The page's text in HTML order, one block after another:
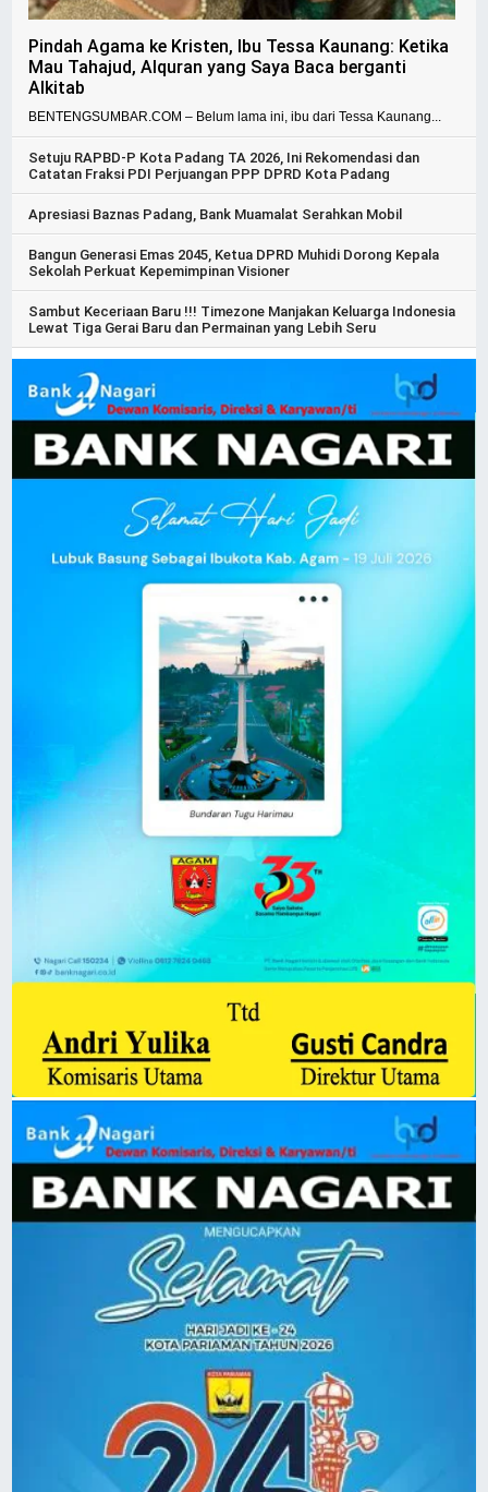
Pindah Agama ke Kristen, Ibu Tessa Kaunang: Ketika
Mau Tahajud, Alquran yang Saya Baca berganti
Alkitab
BENTENGSUMBAR.COM – Belum lama ini, ibu dari Tessa Kaunang...
Setuju RAPBD-P Kota Padang TA 2026, Ini Rekomendasi dan
Catatan Fraksi PDI Perjuangan PPP DPRD Kota Padang
Apresiasi Baznas Padang, Bank Muamalat Serahkan Mobil
Bangun Generasi Emas 2045, Ketua DPRD Muhidi Dorong Kepala
Sekolah Perkuat Kepemimpinan Visioner
Sambut Keceriaan Baru !!! Timezone Manjakan Keluarga Indonesia
Lewat Tiga Gerai Baru dan Permainan yang Lebih Seru